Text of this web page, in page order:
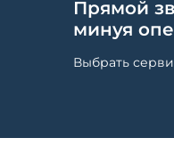
Прямой
минуя
Выбрать